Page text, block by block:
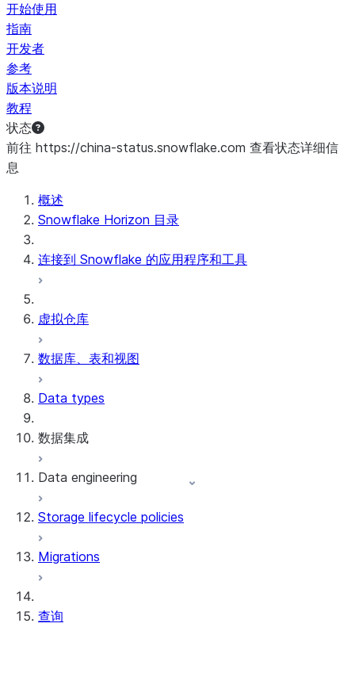
开始使用
指南
开发者
参考
版本说明
教程
状态
前往 https://china-status.snowflake.com 查看状态详细信
息
概述
Snowflake Horizon 目录
连接到 Snowflake 的应用程序和工具
虚拟仓库
数据库、表和视图
Data types
数据集成
Snowflake Openflow
Apache Iceberg™
Data engineering
数据加载
动态表
Storage lifecycle policies
Migrations
查询